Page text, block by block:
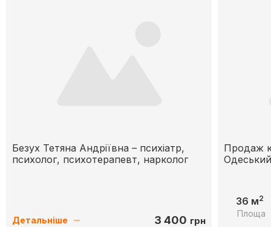
Безух Тетяна Андріївна – психіатр,
психолог, психотерапевт, нарколог
Детальніше 3 400 грн
Продаж
36 м2
Площа